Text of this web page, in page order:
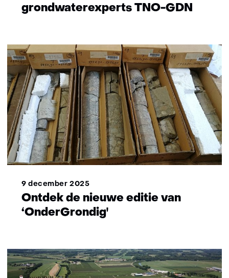
grondwaterexperts TNO-GDN
9 december 2025
Ontdek de nieuwe editie van
‘OnderGrondig'